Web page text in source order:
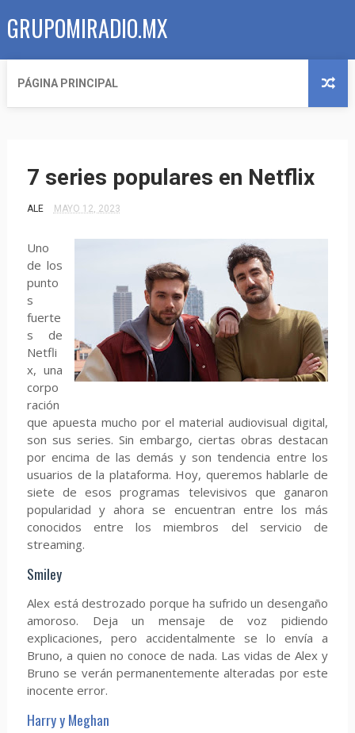
GRUPOMIRADIO.MX
PÁGINA PRINCIPAL
7 series populares en Netflix
ALE MAYO 12, 2023
Uno
de los
punto
s
fuerte
s de
Netfli
x, una
corpo
ración
que apuesta mucho por el material audiovisual digital,
son sus series. Sin embargo, ciertas obras destacan
por encima de las demás y son tendencia entre los
usuarios de la plataforma. Hoy, queremos hablarle de
siete de esos programas televisivos que ganaron
popularidad y ahora se encuentran entre los más
conocidos entre los miembros del servicio de
streaming.
Smiley
Alex está destrozado porque ha sufrido un desengaño
amoroso. Deja un mensaje de voz pidiendo
explicaciones, pero accidentalmente se lo envía a
Bruno, a quien no conoce de nada. Las vidas de Alex y
Bruno se verán permanentemente alteradas por este
inocente error.
Harry y Meghan